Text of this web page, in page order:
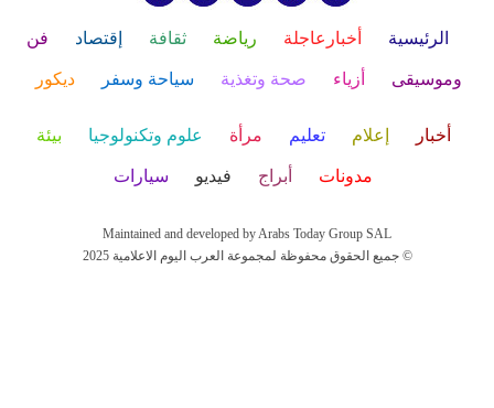
الرئيسية أخبارعاجلة رياضة ثقافة إقتصاد فن
وموسيقى أزياء صحة وتغذية سياحة وسفر ديكور
أخبار إعلام تعليم مرأة علوم وتكنولوجيا بيئة
مدونات أبراج فيديو سيارات
Maintained and developed by Arabs Today Group SAL
جميع الحقوق محفوظة لمجموعة العرب اليوم الاعلامية 2025 ©